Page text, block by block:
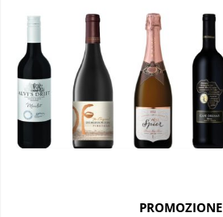
PROMOZIONE